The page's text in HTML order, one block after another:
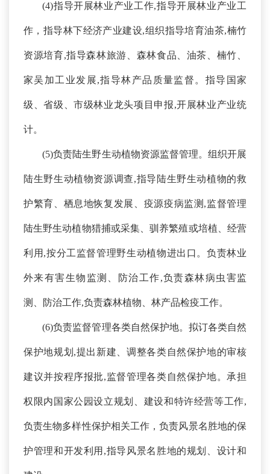
(4)指导开展林业产业工作,指导开展林业产业工
作，指导林下经济产业建设,组织指导培育油茶,楠竹
资源培育,指导森林旅游、森林食品、油茶、楠竹、
家吴加工业发展,指导林产品质量监督。指导国家
级、省级、市级林业龙头项目申报,开展林业产业统
计。
(5)负责陆生野生动植物资源监督管理。组织开展
陆生野生动植物资源调查,指导陆生野生动植物的救
护繁育、栖息地恢复发展、疫源疫病监测,监督管理
陆生野生动植物猎捕或采集、驯养繁殖或培植、经营
利用,按分工监督管理野生动植物进出口。负责林业
外来有害生物监测、防治工作,负责森林病虫害监
测、防治工作,负责森林植物、林产品检疫工作。
(6)负责监督管理各类自然保护地。拟订各类自然
保护地规划,提出新建、调整各类自然保护地的审核
建议并按程序报批,监督管理各类自然保护地。承担
权限内国家公园设立规划、建设和特许经营等工作,
负责生物多样性保护相关工作，负责风景名胜地的保
护管理和开发利用,指导风景名胜地的规划、设计和